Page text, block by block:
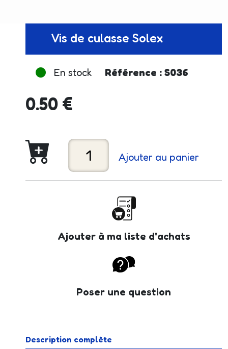
Vis de culasse Solex
En stock Référence : S036
0.50 €
Ajouter au panier
Ajouter à ma liste d'achats
Poser une question
Description complète